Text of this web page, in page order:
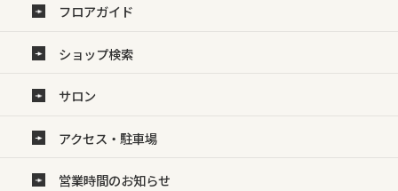
フロアガイド
ショップ検索
サロン
アクセス・駐車場
営業時間のお知らせ